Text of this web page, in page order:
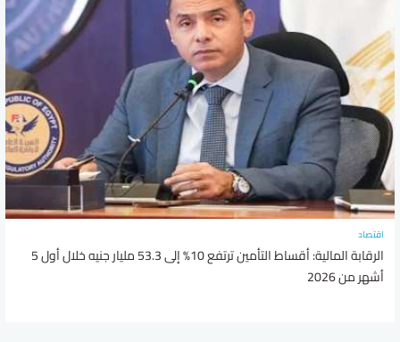
اقتصاد
الرقابة المالية: أقساط التأمين ترتفع 10% إلى 53.3 مليار جنيه خلال أول 5
أشهر من 2026